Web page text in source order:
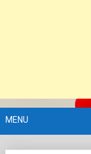
MENU